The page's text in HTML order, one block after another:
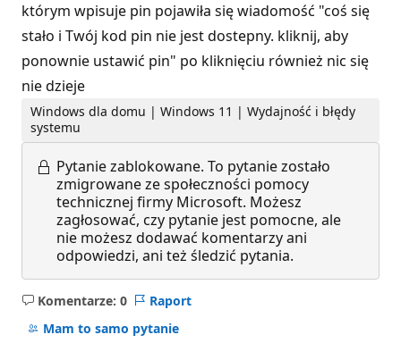
którym wpisuje pin pojawiła się wiadomość "coś się
stało i Twój kod pin nie jest dostepny. kliknij, aby
ponownie ustawić pin" po kliknięciu również nic się
nie dzieje
Windows dla domu | Windows 11 | Wydajność i błędy
systemu
Pytanie zablokowane. To pytanie zostało
zmigrowane ze społeczności pomocy
technicznej firmy Microsoft. Możesz
zagłosować, czy pytanie jest pomocne, ale
nie możesz dodawać komentarzy ani
odpowiedzi, ani też śledzić pytania.
Komentarze: 0
Brak
komentarzy
Raport
Mam to samo pytanie